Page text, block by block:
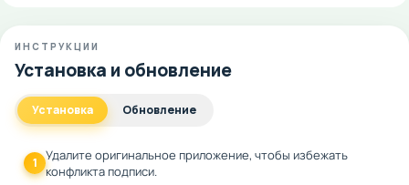
ИНСТРУКЦИИ
Установка и обновление
Установка Обновление
1 Удалите оригинальное приложение, чтобы избежать
конфликта подписи.